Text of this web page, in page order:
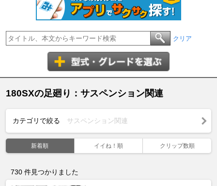
クリア
180SXの足廻り：サスペンション関連
カテゴリで絞る サスペンション関連
新着順 イイね！順 クリップ数順
730 件見つかりました